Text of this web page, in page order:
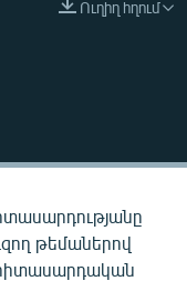
Ուղիղ հղում
թեմաներով